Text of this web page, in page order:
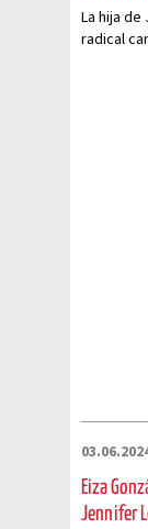
La hija
radical
Eiza
Jennifer